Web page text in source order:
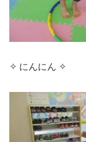
✧ にんにん ✧